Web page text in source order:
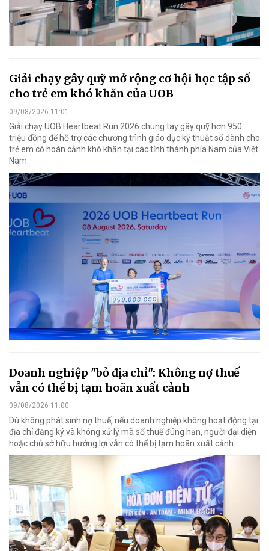
Giải chạy gây quỹ mở rộng cơ hội học tập số
cho trẻ em khó khăn của UOB
09/08/2026 11:01
Giải chạy UOB Heartbeat Run 2026 chung tay gây quỹ hơn 950
triệu đồng để hỗ trợ các chương trình giáo dục kỹ thuật số dành cho
trẻ em có hoàn cảnh khó khăn tại các tỉnh thành phía Nam của Việt
Nam.
Doanh nghiệp "bỏ địa chỉ": Không nợ thuế
vẫn có thể bị tạm hoãn xuất cảnh
09/08/2026 11:00
Dù không phát sinh nợ thuế, nếu doanh nghiệp không hoạt động tại
địa chỉ đăng ký và không xử lý mã số thuế đúng hạn, người đại diện
hoặc chủ sở hữu hưởng lợi vẫn có thể bị tạm hoãn xuất cảnh.